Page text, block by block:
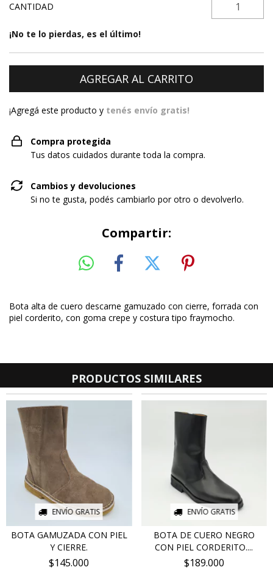
CANTIDAD
¡No te lo pierdas, es el último!
¡Agregá este producto y tenés envío gratis!
Compra protegida
Tus datos cuidados durante toda la compra.
Cambios y devoluciones
Si no te gusta, podés cambiarlo por otro o devolverlo.
Compartir:
Bota alta de cuero descarne gamuzado con cierre, forrada con
piel corderito, con goma crepe y costura tipo fraymocho.
PRODUCTOS SIMILARES
ENVÍO GRATIS
BOTA GAMUZADA CON PIEL
Y CIERRE.
$145.000
ENVÍO GRATIS
BOTA DE CUERO NEGRO
CON PIEL CORDERITO....
$189.000